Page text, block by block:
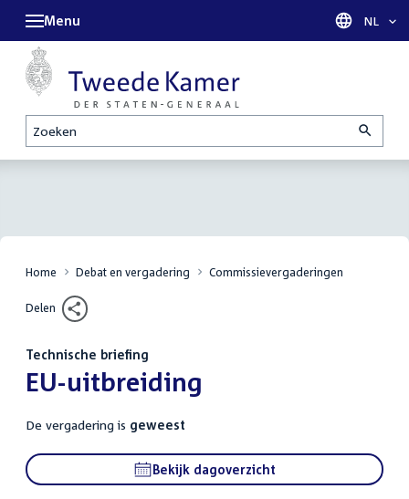
Zoeken
Menu Taal
NL
Home Debat en vergadering Commissievergaderingen
Delen
Technische briefing
:EU-uitbreiding
De vergadering is geweest
Bekijk dagoverzicht